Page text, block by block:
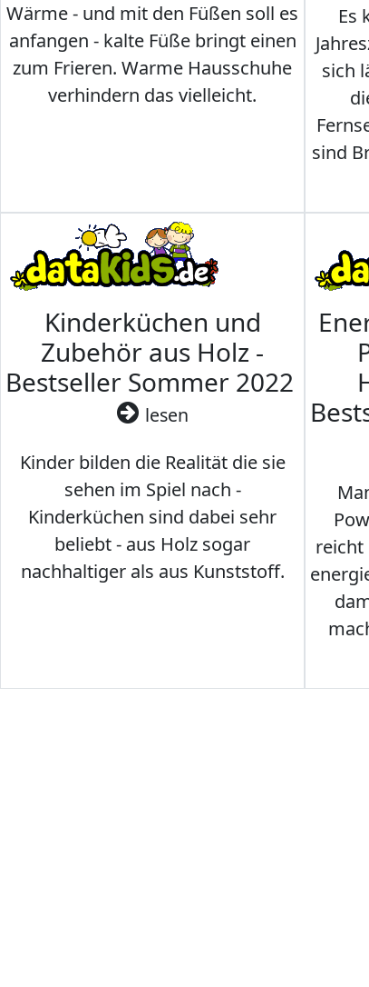
Wärme - und mit den Füßen soll es
anfangen - kalte Füße bringt einen
zum Frieren. Warme Hausschuhe
verhindern das vielleicht.
Es
sich
sind
Kinderküchen und
Zubehör aus Holz -
Bestseller Sommer 2022
lesen
Kinder bilden die Realität die sie
sehen im Spiel nach -
Kinderküchen sind dabei sehr
beliebt - aus Holz sogar
nachhaltiger als aus Kunststoff.
reicht